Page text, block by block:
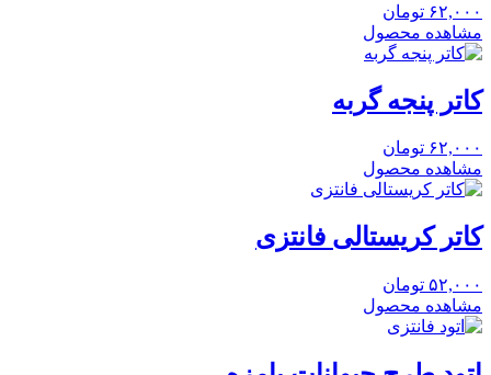
۶۲,۰۰۰ تومان
مشاهده محصول
کاتر پنجه گربه
۶۲,۰۰۰ تومان
مشاهده محصول
کاتر کریستالی فانتزی
۵۲,۰۰۰ تومان
مشاهده محصول